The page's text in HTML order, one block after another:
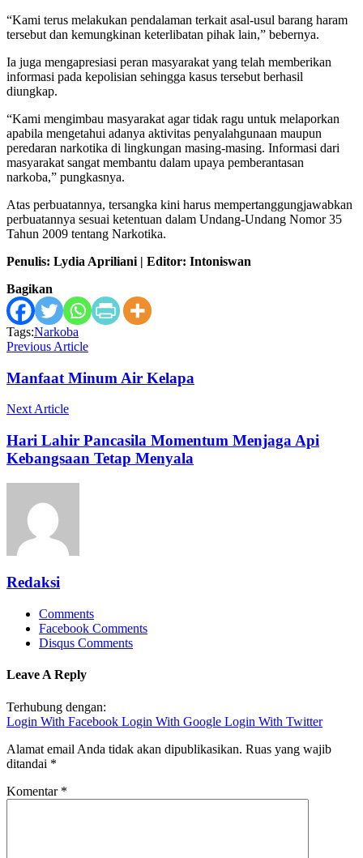
“Kami terus melakukan pendalaman terkait asal-usul barang haram
tersebut dan kemungkinan keterlibatan pihak lain,” bebernya.
Ia juga mengapresiasi peran masyarakat yang telah memberikan
informasi pada kepolisian sehingga kasus tersebut berhasil
diungkap.
“Kami mengimbau masyarakat agar tidak ragu untuk melaporkan
apabila mengetahui adanya aktivitas penyalahgunaan maupun
peredaran narkotika di lingkungan masing-masing. Informasi dari
masyarakat sangat membantu dalam upaya pemberantasan
narkoba,” pungkasnya.
Atas perbuatannya, tersangka kini harus mempertanggungjawabkan
perbuatannya sesuai ketentuan dalam Undang-Undang Nomor 35
Tahun 2009 tentang Narkotika.
Penulis: Lydia Apriliani | Editor: Intoniswan
Bagikan
Tags:Narkoba
Previous Article
Manfaat Minum Air Kelapa
Next Article
Hari Lahir Pancasila Momentum Menjaga Api
Kebangsaan Tetap Menyala
Redaksi
Comments
Facebook Comments
Disqus Comments
Leave A Reply
Terhubung dengan:
Login With Facebook Login With Google Login With Twitter
Alamat email Anda tidak akan dipublikasikan. Ruas yang wajib
ditandai *
Komentar *